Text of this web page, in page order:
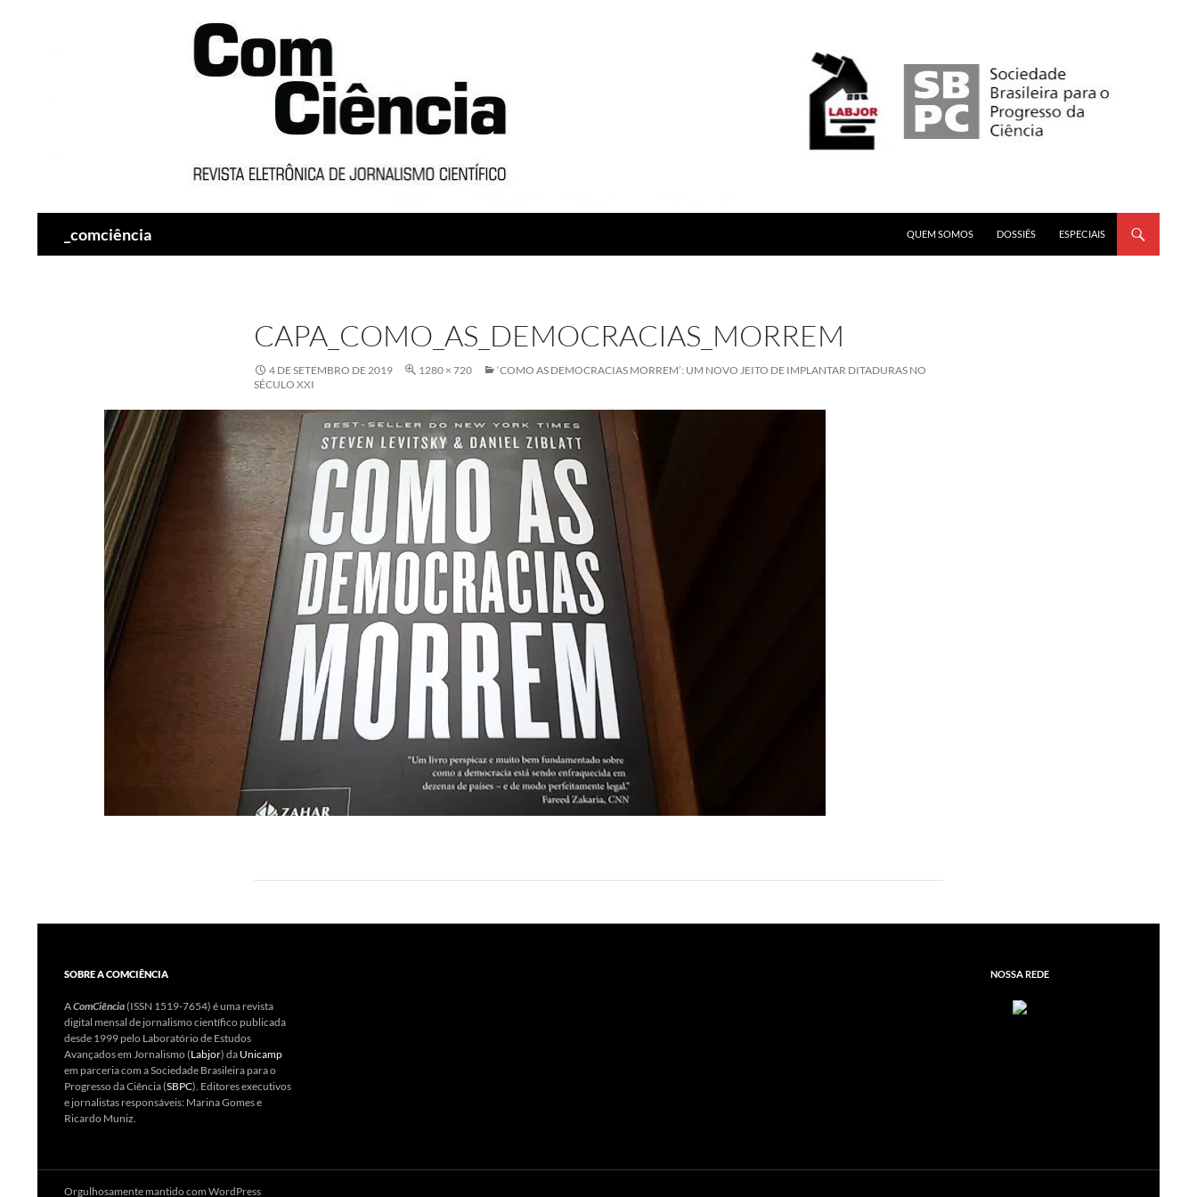
_comciência
QUEM SOMOS
DOSSIÊS ESPECIAIS
CAPA_COMO_AS_DEMOCRACIAS_MORREM
4 DE SETEMBRO DE 2019 1280 × 720
‘COMO AS DEMOCRACIAS MORREM’: UM NOVO JEITO DE IMPLANTAR DITADURAS NO
SÉCULO XXI
SOBRE A COMCIÊNCIA
AComCiência(ISSN 1519-7654) é uma revista
digital mensal de jornalismo científico publicada
desde 1999 pelo Laboratório de Estudos
Avançados em Jornalismo (Labjor) da Unicamp
em parceria com a Sociedade Brasileira para o
Progresso da Ciência (SBPC). Editores executivos
e jornalistas responsáveis: Marina Gomes e
Ricardo Muniz.
NOSSA REDE
Orgulhosamente mantido com WordPress